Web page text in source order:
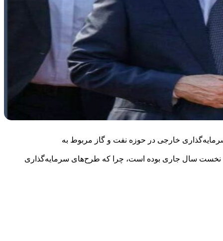
در ۶ ماهه نخست سال جاری ۲.۷ میلیارد دلار مصوبه معتبر سرمایه‌گذاری خارجی در حوزه نفت و گاز مربوط به
با احتساب سرمایه‌گذاری در دست انجام در حوزه نفت و گاز اولین کشور خارجی سرمایه گذار در ایران، در ۶ ماهه نخست سال جاری بوده است، چرا که طرح‌های سرمایه‌گذاری